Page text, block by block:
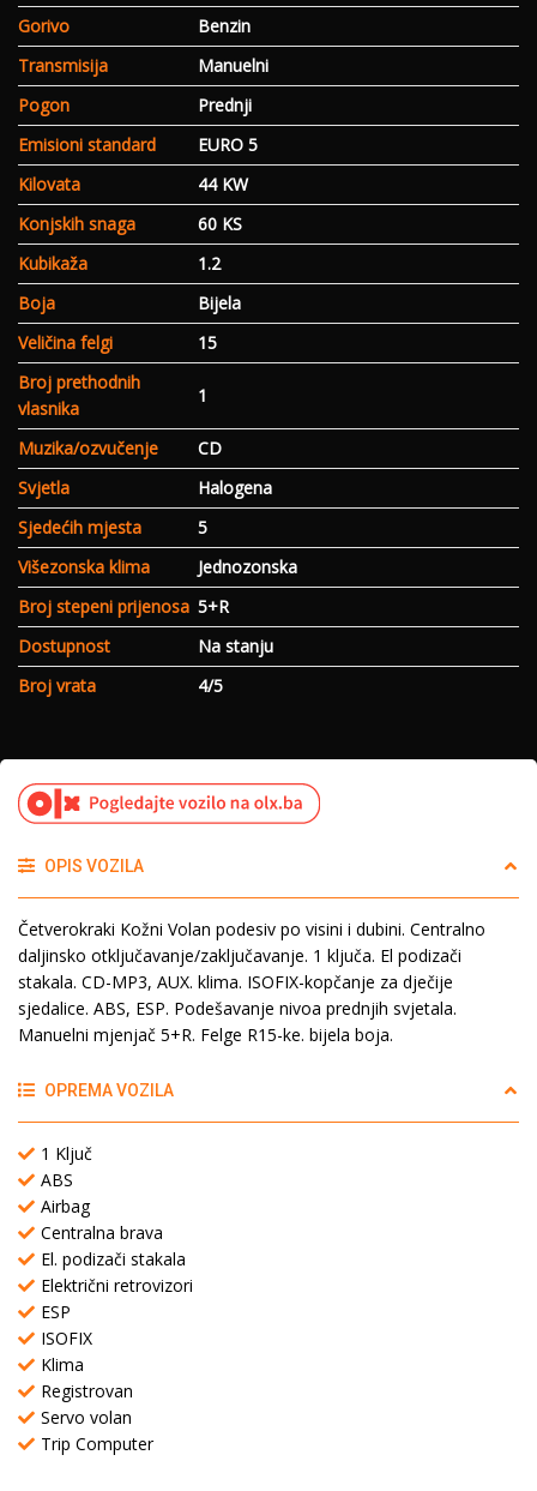
Gorivo
Benzin
Transmisija
Manuelni
Pogon
Prednji
Emisioni standard
EURO 5
Kilovata
44 KW
Konjskih snaga
60 KS
Kubikaža
1.2
Boja
Bijela
Veličina felgi
15
Broj prethodnih
vlasnika
1
Muzika/ozvučenje
CD
Svjetla
Halogena
Sjedećih mjesta
5
Višezonska klima
Jednozonska
Broj stepeni prijenosa 5+R
Dostupnost
Na stanju
Broj vrata
4/5
OPIS VOZILA
Četverokraki Kožni Volan podesiv po visini i dubini. Centralno
daljinsko otključavanje/zaključavanje. 1 ključa. El podizači
stakala. CD-MP3, AUX. klima. ISOFIX-kopčanje za dječije
sjedalice. ABS, ESP. Podešavanje nivoa prednjih svjetala.
Manuelni mjenjač 5+R. Felge R15-ke. bijela boja.
OPREMA VOZILA
1 Ključ
ABS
Airbag
Centralna brava
El. podizači stakala
Električni retrovizori
ESP
ISOFIX
Klima
Registrovan
Servo volan
Trip Computer